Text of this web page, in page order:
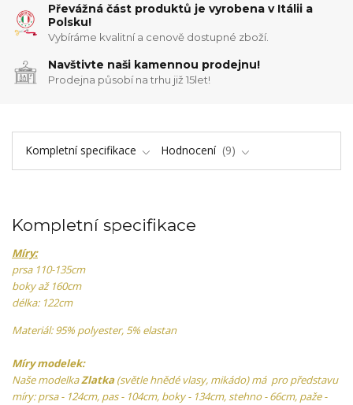
Převážná část produktů je vyrobena v Itálii a
Polsku!
Vybíráme kvalitní a cenově dostupné zboží.
Navštivte naši kamennou prodejnu!
Prodejna působí na trhu již 15let!
Kompletní specifikace Hodnocení 9
Kompletní specifikace
Míry:
prsa 110-135cm
boky až 160cm
délka: 122cm
Materiál: 95% polyester, 5% elastan
Míry modelek:
Naše modelkaZlatka(světle hnědé vlasy, mikádo) má pro představu
míry: prsa - 124cm, pas - 104cm, boky - 134cm, stehno - 66cm, paže -